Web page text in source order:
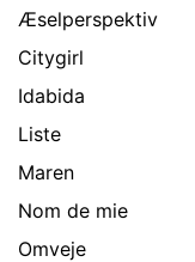
Æselperspektiv
Citygirl
Idabida
Liste
Maren
Nom de mie
Omveje